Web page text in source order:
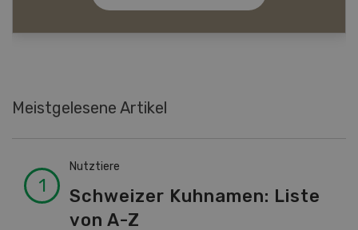
Meistgelesene Artikel
Nutztiere
Schweizer Kuhnamen: Liste
von A-Z